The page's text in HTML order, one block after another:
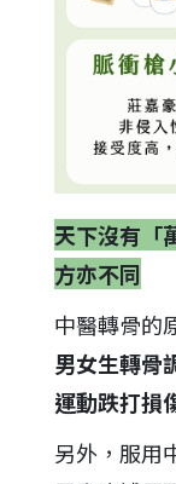
天下沒有「
方亦不同
中醫轉骨的
男女生轉骨
運動跌打損
另外，服用